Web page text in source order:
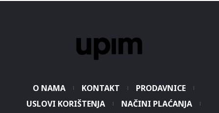
O NAMA KONTAKT
PRODAVNICE
USLOVI KORIŠTENJA
NAČINI PLAĆANJA